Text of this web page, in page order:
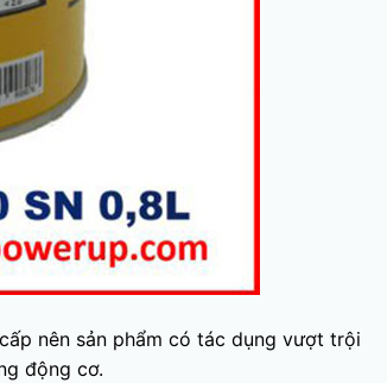
nên sản phẩm có tác dụng vượt trội
động cơ.